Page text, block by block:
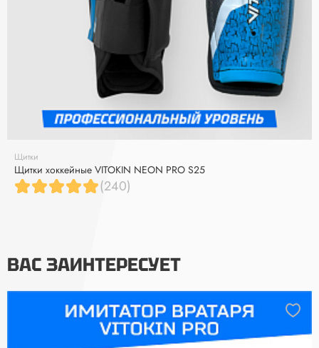
Щитки
Щитки хоккейные VITOKIN NEON PRO S25
(240)
ВАС ЗАИНТЕРЕСУЕТ